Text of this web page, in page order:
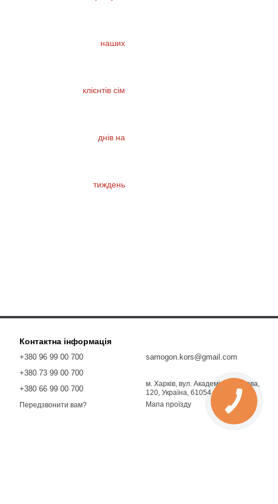
Контактна інформація
+380 96 99 00 700
+380 73 99 00 700
+380 66 99 00 700
Передзвонити вам?
samogon.kors@gmail.com
м. Харків, вул. Академіка Павлова,
120, Україна, 61054
Мапа проїзду